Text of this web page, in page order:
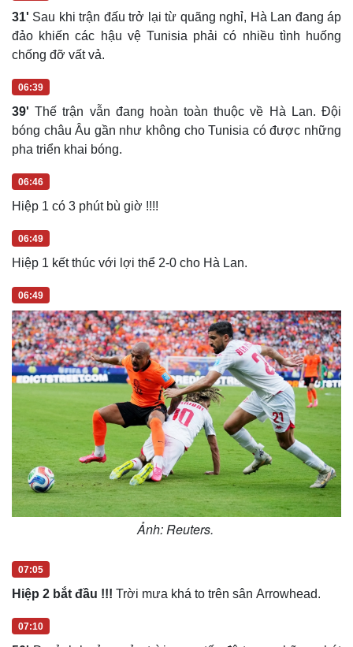
Tư vấn
Săn Tour
check-in
Kể chuyện cho bé
31' Sau khi trận đấu trở lại từ quãng nghỉ, Hà Lan đang áp
đảo khiến các hậu vệ Tunisia phải có nhiều tình huống
chống đỡ vất vả.
06:39
39' Thế trận vẫn đang hoàn toàn thuộc về Hà Lan. Đội
bóng châu Âu gần như không cho Tunisia có được những
pha triển khai bóng.
06:46
Hiệp 1 có 3 phút bù giờ !!!!
06:49
Hiệp 1 kết thúc với lợi thể 2-0 cho Hà Lan.
06:49
Ảnh: Reuters.
07:05
Hiệp 2 bắt đầu !!! Trời mưa khá to trên sân Arrowhead.
07:10